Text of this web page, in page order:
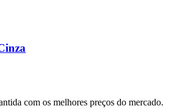
com os melhores preços do mercado.